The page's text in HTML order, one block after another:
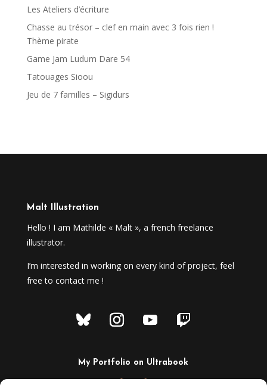
Les Ateliers d’écriture
Chasse au trésor – clef en main avec 3 fois rien !
Thème pirate
Game Jam Ludum Dare 54
Tatouages Sioou
Jeu de 7 familles – Sigidurs
Malt Illustration
Hello ! I am Mathilde « Malt », a french freelance
illustrator.
I’m interested in working on every kind of project, feel
free to contact me !
My Portfolio on Ultrabook